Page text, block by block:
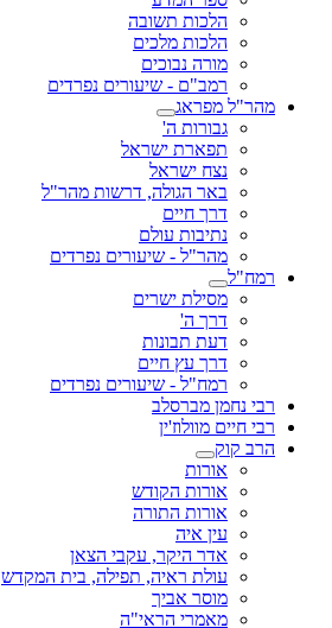
הלכות תשובה
הלכות מלכים
מורה נבוכים
רמב"ם - שיעורים נפרדים
מהר"ל מפראג
גבורות ה'
תפארת ישראל
נצח ישראל
באר הגולה, דרשות מהר"ל
דרך חיים
נתיבות עולם
מהר"ל - שיעורים נפרדים
רמח"ל
מסילת ישרים
דרך ה'
דעת תבונות
דרך עץ חיים
רמח"ל - שיעורים נפרדים
רבי נחמן מברסלב
רבי חיים מוולוז'ין
הרב קוק
אורות
אורות הקודש
אורות התורה
עין איה
אדר היקר, עקבי הצאן
עולת ראיה, תפילה, בית המקדש
מוסר אביך
מאמרי הראי"ה